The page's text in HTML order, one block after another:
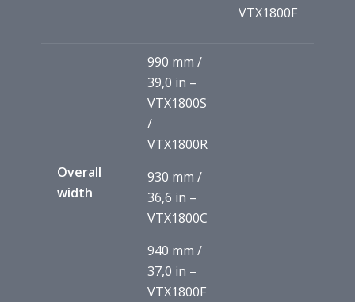
VTX1800F
Overall
width
990 mm /
39,0 in –
VTX1800S
/
VTX1800R
930 mm /
36,6 in –
VTX1800C
940 mm /
37,0 in –
VTX1800F